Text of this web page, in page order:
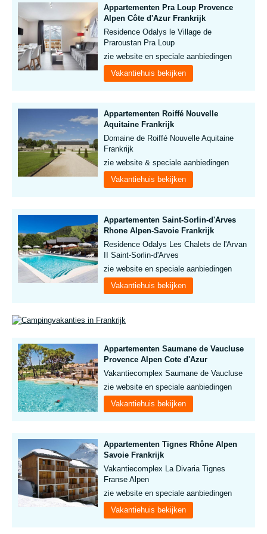
Appartementen Pra Loup Provence
Alpen Côte d'Azur Frankrijk
Residence Odalys le Village de
Praroustan Pra Loup
zie website en speciale aanbiedingen
Vakantiehuis bekijken
Appartementen Roiffé Nouvelle
Aquitaine Frankrijk
Domaine de Roiffé Nouvelle Aquitaine
Frankrijk
zie website & speciale aanbiedingen
Vakantiehuis bekijken
Appartementen Saint-Sorlin-d'Arves
Rhone Alpen-Savoie Frankrijk
Residence Odalys Les Chalets de l'Arvan
II Saint-Sorlin-d'Arves
zie website en speciale aanbiedingen
Vakantiehuis bekijken
Appartementen Saumane de Vaucluse
Provence Alpen Cote d'Azur
Vakantiecomplex Saumane de Vaucluse
zie website en speciale aanbiedingen
Vakantiehuis bekijken
Appartementen Tignes Rhône Alpen
Savoie Frankrijk
Vakantiecomplex La Divaria Tignes
Franse Alpen
zie website en speciale aanbiedingen
Vakantiehuis bekijken